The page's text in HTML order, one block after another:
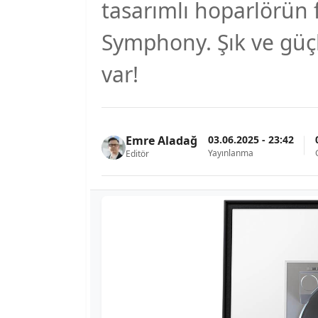
tasarımlı hoparlörün
Symphony. Şık ve
var!
Emre Aladağ
Editör
03.06.2025 - 23:42
Yayınlanma